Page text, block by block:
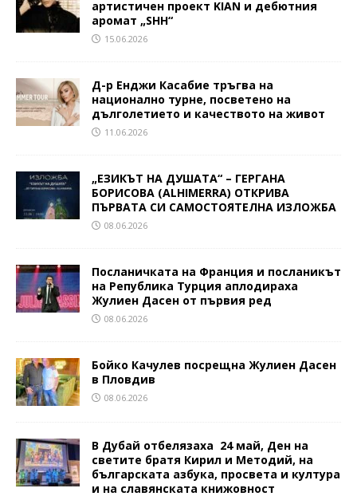
артистичен проект KIAN и дебютния
аромат „SHH“
15.06.2026
Д-р Енджи Касабие тръгва на
национално турне, посветено на
дълголетието и качеството на живот
11.06.2026
„ЕЗИКЪТ НА ДУШАТА“ – ГЕРГАНА
БОРИСОВА (ALHIMERRA) ОТКРИВА
ПЪРВАТА СИ САМОСТОЯТЕЛНА ИЗЛОЖБА
08.06.2026
Посланичката на Франция и посланикът
на Република Турция аплодираха
Жулиен Дасен от първия ред
08.06.2026
Бойко Качулев посрещна Жулиен Дасен
в Пловдив
08.06.2026
В Дубай отбелязаха 24 май, Ден на
светите братя Кирил и Методий, на
българската азбука, просвета и култура
и на славянската книжовност